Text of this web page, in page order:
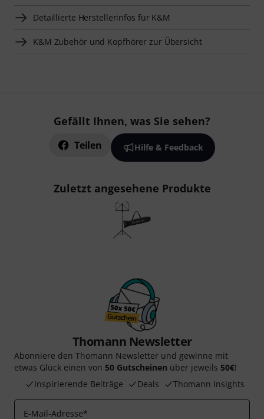
Detaillierte Herstellerinfos für K&M
K&M Zubehör und Kopfhörer zur Übersicht
Gefällt Ihnen, was Sie sehen?
Teilen Hilfe & Feedback
Zuletzt angesehene Produkte
Thomann Newsletter
Abonniere den Thomann Newsletter und gewinne mit
etwas Glück einen von 50 Gutscheinen über jeweils 50€!
Inspirierende Beiträge
Deals Thomann Insights
E-Mail-Adresse*